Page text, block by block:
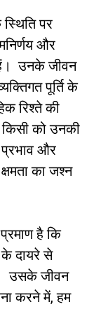
पर
और
उनके जीवन
पूर्ति के
रिश्ते की
किसी को उनकी
प्रभाव और
का जश्न
है कि
दायरे से
उसके जीवन
करने में,हम